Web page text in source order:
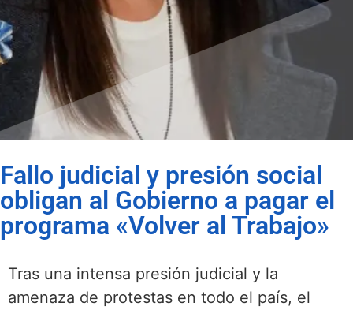
Fallo judicial y presión social
obligan al Gobierno a pagar el
programa «Volver al Trabajo»
Tras una intensa presión judicial y la
amenaza de protestas en todo el país, el